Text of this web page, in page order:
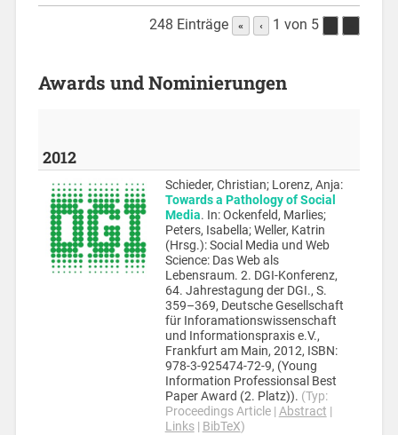
248 Einträge « ‹ 1 von 5
Awards und Nominierungen
2012
Schieder, Christian; Lorenz, Anja:
Towards a Pathology of Social
Media. In:Ockenfeld, Marlies;
Peters, Isabella; Weller, Katrin
(Hrsg.):Social Media und Web
Science: Das Web als
Lebensraum. 2. DGI-Konferenz,
64. Jahrestagung der DGI., S.
359–369, Deutsche Gesellschaft
für Inforamationswissenschaft
und Informationspraxis e.V.,
Frankfurt am Main, 2012, ISBN:
978-3-925474-72-9, (Young
Information Professionsal Best
Paper Award (2. Platz)). (Typ:
Proceedings Article| Abstract |
Links| BibTeX)